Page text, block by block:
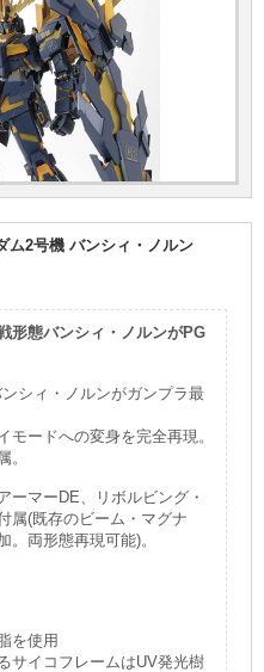
ム2号機 バンシィ・ノルン
形態バンシィ・ノルンがPG
シィ・ノルンがガンプラ最
モードへの変身を完全再現。
。
ーマーDE、リボルビング・
属(既存のビーム・マグナ
。両形態再現可能)。
を使用
サイコフレームはUV発光樹